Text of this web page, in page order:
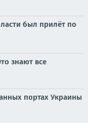
был прилёт по
знают все
портах Украины